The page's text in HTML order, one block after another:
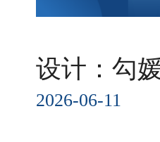
设计：勾
2026-06-11